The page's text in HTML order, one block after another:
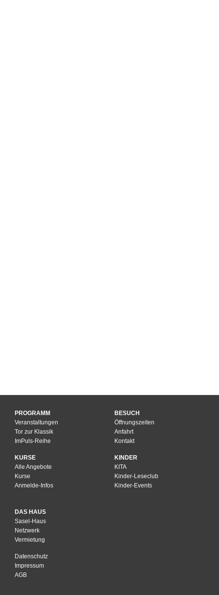
PROGRAMM
Veranstaltungen
Tor zur Klassik
ImPuls-Reihe
KURSE
Alle Angebote
Kurse
Anmelde-Infos
BESUCH
Öffnungszeiten
Anfahrt
Kontakt
KINDER
KITA
Kinder-Leseclub
Kinder-Events
DAS HAUS
Sasel-Haus
Netzwerk
Vermietung
Datenschutz
Impressum
AGB